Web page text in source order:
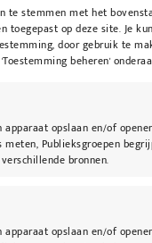
te stemmen met het
toegepast op deze site. Je
door gebruik te
beheren'
opslaan en/of
Publieksgroepen
bronnen.
opslaan en/of